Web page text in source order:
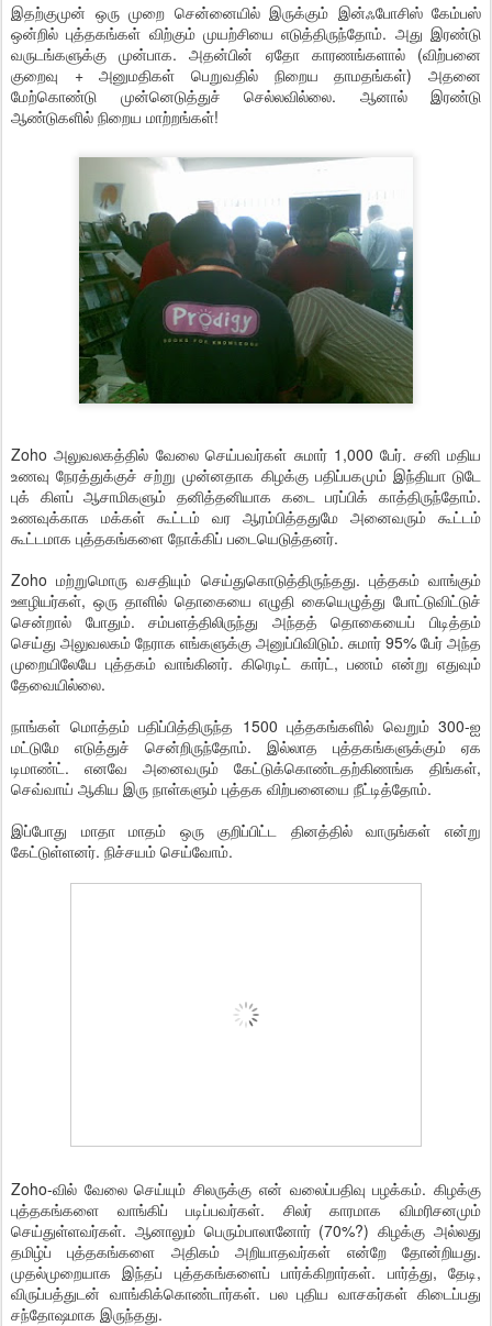
இதற்குமுன் ஒரு முறை சென்னையில் இருக்கும் இன்ஃபோசிஸ் கேம்பஸ்
ஒன்றில் புத்தகங்கள் விற்கும் முயற்சியை எடுத்திருந்தோம். அது இரண்டு
வருடங்களுக்கு முன்பாக. அதன்பின் ஏதோ காரணங்களால் (விற்பனை
குறைவு + அனுமதிகள் பெறுவதில் நிறைய தாமதங்கள்) அதனை
மேற்கொண்டு முன்னெடுத்துச் செல்லவில்லை. ஆனால் இரண்டு
ஆண்டுகளில் நிறைய மாற்றங்கள்!
Zoho அலுவலகத்தில் வேலை செய்பவர்கள் சுமார் 1,000 பேர். சனி மதிய
உணவு நேரத்துக்குச் சற்று முன்னதாக கிழக்கு பதிப்பகமும் இந்தியா டுடே
புக் கிளப் ஆசாமிகளும் தனித்தனியாக கடை பரப்பிக் காத்திருந்தோம்.
உணவுக்காக மக்கள் கூட்டம் வர ஆரம்பித்ததுமே அனைவரும் கூட்டம்
கூட்டமாக புத்தகங்களை நோக்கிப் படையெடுத்தனர்.
Zoho மற்றுமொரு வசதியும் செய்துகொடுத்திருந்தது. புத்தகம் வாங்கும்
ஊழியர்கள், ஒரு தாளில் தொகையை எழுதி கையெழுத்து போட்டுவிட்டுச்
சென்றால் போதும். சம்பளத்திலிருந்து அந்தத் தொகையைப் பிடித்தம்
செய்து அலுவலகம் நேராக எங்களுக்கு அனுப்பிவிடும். சுமார் 95% பேர் அந்த
முறையிலேயே புத்தகம் வாங்கினர். கிரெடிட் கார்ட், பணம் என்று எதுவும்
தேவையில்லை.
நாங்கள் மொத்தம் பதிப்பித்திருந்த 1500 புத்தகங்களில் வெறும் 300-ஐ
மட்டுமே எடுத்துச் சென்றிருந்தோம். இல்லாத புத்தகங்களுக்கும் ஏக
டிமாண்ட். எனவே அனைவரும் கேட்டுக்கொண்டதற்கிணங்க திங்கள்,
செவ்வாய் ஆகிய இரு நாள்களும் புத்தக விற்பனையை நீட்டித்தோம்.
இப்போது மாதா மாதம் ஒரு குறிப்பிட்ட தினத்தில் வாருங்கள் என்று
கேட்டுள்ளனர். நிச்சயம் செய்வோம்.
Zoho-வில் வேலை செய்யும் சிலருக்கு என் வலைப்பதிவு பழக்கம். கிழக்கு
புத்தகங்களை வாங்கிப் படிப்பவர்கள். சிலர் காரமாக விமரிசனமும்
செய்துள்ளவர்கள். ஆனாலும் பெரும்பாலானோர் (70%?) கிழக்கு அல்லது
தமிழ்ப் புத்தகங்களை அதிகம் அறியாதவர்கள் என்றே தோன்றியது.
முதல்முறையாக இந்தப் புத்தகங்களைப் பார்க்கிறார்கள். பார்த்து, தேடி,
விருப்பத்துடன் வாங்கிக்கொண்டார்கள். பல புதிய வாசகர்கள் கிடைப்பது
சந்தோஷமாக இருந்தது.